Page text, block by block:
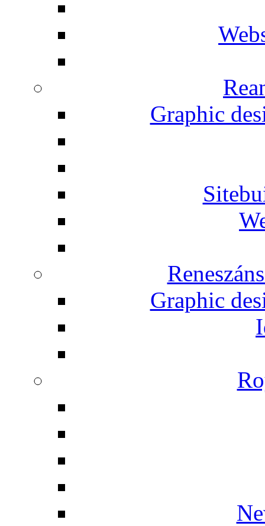
Graphic
Graphic